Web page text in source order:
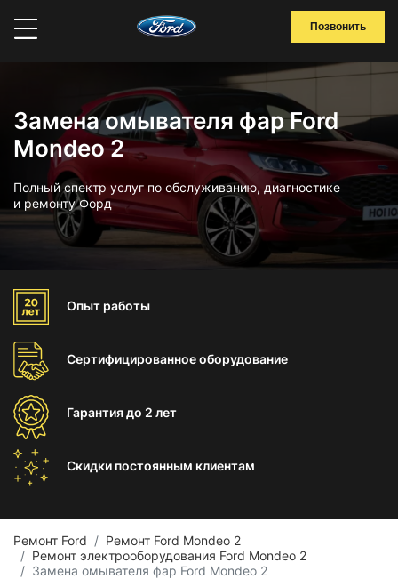
Позвонить
Замена омывателя фар Ford
Mondeo 2
Полный спектр услуг по обслуживанию, диагностике
и ремонту Форд
Опыт работы
Сертифицированноеоборудование
Гарантиядо 2 лет
Скидки постоянным клиентам
Ремонт Ford
Ремонт Ford Mondeo 2
Ремонт электрооборудования Ford Mondeo 2
Замена омывателя фар Ford Mondeo 2